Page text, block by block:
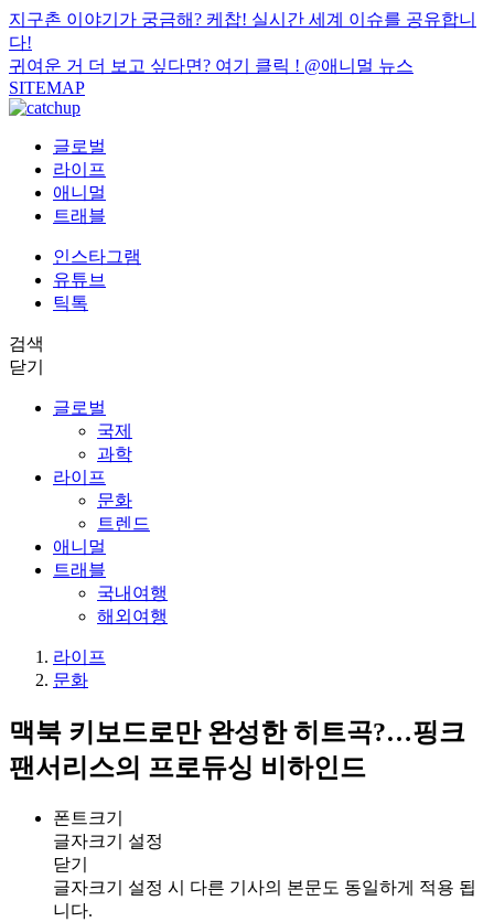
지구촌 이야기가 궁금해? 케찹! 실시간 세계 이슈를 공유합니
다!
귀여운 거 더 보고 싶다면? 여기 클릭 ! @애니멀 뉴스
SITEMAP
글로벌
라이프
애니멀
트래블
인스타그램
유튜브
틱톡
검색
닫기
글로벌
국제
과학
라이프
문화
트렌드
애니멀
트래블
국내여행
해외여행
라이프
문화
맥북 키보드로만 완성한 히트곡?…핑크
팬서리스의 프로듀싱 비하인드
폰트크기
글자크기 설정
닫기
글자크기 설정 시 다른 기사의 본문도 동일하게 적용 됩
니다.